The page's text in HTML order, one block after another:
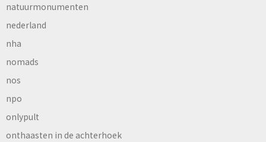
natuurmonumenten
nederland
nha
nomads
nos
npo
onlypult
onthaasten in de achterhoek